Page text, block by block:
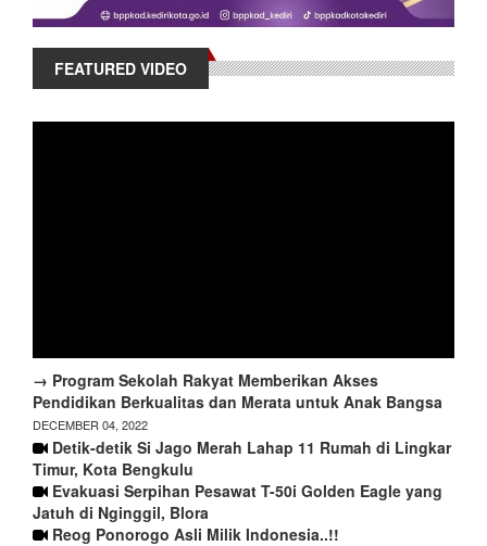
FEATURED VIDEO
→ Program Sekolah Rakyat Memberikan Akses
Pendidikan Berkualitas dan Merata untuk Anak Bangsa
DECEMBER 04, 2022
Detik-detik Si Jago Merah Lahap 11 Rumah di Lingkar
Timur, Kota Bengkulu
Evakuasi Serpihan Pesawat T-50i Golden Eagle yang
Jatuh di Nginggil, Blora
Reog Ponorogo Asli Milik Indonesia..!!